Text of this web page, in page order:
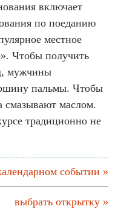
включает
по поеданию
местное
Чтобы получить
мужчины
пальмы. Чтобы
смазывают маслом.
традиционно не
событии »
выбрать открытку »